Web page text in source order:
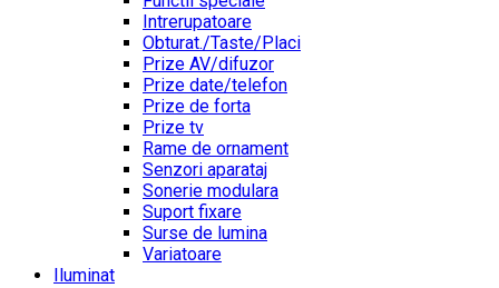
Intrerupatoare
Obturat./Taste/Placi
Prize AV/difuzor
Prize date/telefon
Prize de forta
Prize tv
Rame de ornament
Senzori aparataj
Sonerie modulara
Suport fixare
Surse de lumina
Variatoare
Iluminat